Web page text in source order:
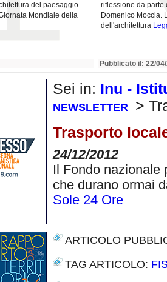
del paesaggio
Mondiale della
riflessione da parte
Domenico Moccia.
dell'architettura
Pubblicato il: 22/
Sei in: Inu -
NEWSLETTER
>
Trasporto
24/12/2012
Il Fondo nazionale
che durano ormai
Sole 24 Ore
ARTICOLO
TAG ARTICOLO: